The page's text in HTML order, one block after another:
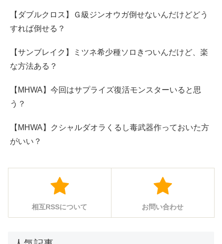
【ダブルクロス】Ｇ級ジンオウガ倒せないんだけどどう
すれば倒せる？
【サンブレイク】ミツネ希少種ソロきついんだけど、楽
な方法ある？
【MHWA】今回はサプライズ復活モンスターいると思
う？
【MHWA】クシャルダオラくるし毒武器作っておいた方
がいい？
相互RSSについて お問い合わせ